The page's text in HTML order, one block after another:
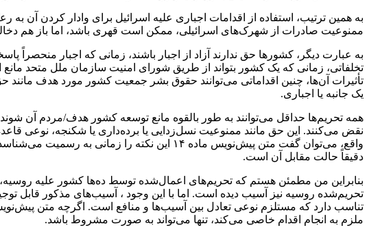
به همین ترتیب، استفاده از اقدامات اجباری علیه اسرائیل برای وادار کردن
ممنوعیت صادرات از شهرک‌های اسرائیلی، ممکن است قهری باشد، اما باز هم
به عبارت دیگر، کشورها حق ندارند آزاد از اجبار باشند، زمانی که اجبار
تخلفاتی، زمانی که یک کشور بتواند از طریق شورای امنیت سازمان ملل متحد
تأثیرات آن‌ها، چنین اقداماتی می‌توانند حقوق بشر جمعیت کشور مورد هدف مانند
یک جانبه یا اجباری.
همه تحریم‌ها حداقل می‌توانند به طور بالقوه مانع توسعه کشور هدف/مردم آن شوند.
نقض می‌کنند. این حق مانند ممنوعیت نسل‌زدایی یا برده‌داری یا شکنجه، نوعی
واقع، می‌توان گفت متن پیش‌نویس ماده ۱۴ این
دقیقاً حالت مقابل آن است.
بنابراین من مطمئن هستم که تحریم‌های اعمال‌شده توسط ده‌ها کشور علیه
تحریم‌شده روسیه نیز آسیب دیده است. اما با این وجود ، آسیب‌های مذکور قابل
تناسب دارد که مستلزم نوعی تعادل بین آسیب‌ها و منافع است. اگرچه متن
ملزم به انجام اقدام خاصی می‌کند، تنها می‌تواند به صورت مشروط باشد.